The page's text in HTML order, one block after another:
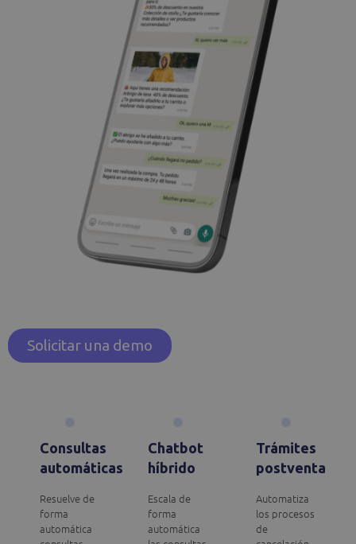
Solicitar una demo
Consultas
automáticas
Resuelve de
forma
automática
Chatbot
híbrido
Escala de
forma
automática
Trámites
postventa
Automatiza
los procesos
de